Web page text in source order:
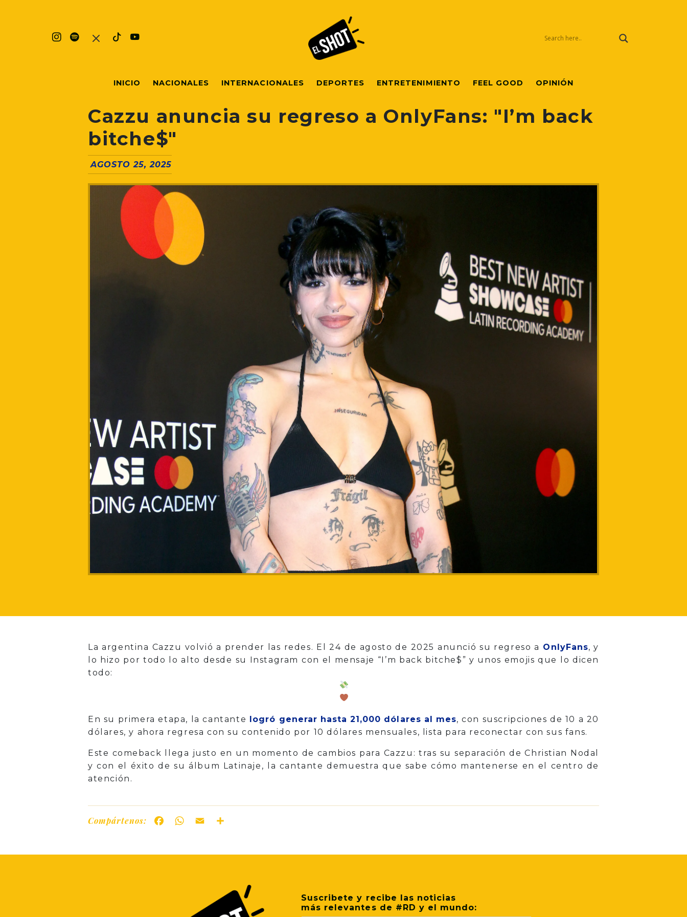
INICIO NACIONALES INTERNACIONALES DEPORTES ENTRETENIMIENTO FEEL GOOD OPINIÓN
Cazzu anuncia su regreso a OnlyFans: "I’m back
bitche$"
AGOSTO 25, 2025
La argentina Cazzu volvió a prender las redes. El 24 de agosto de 2025 anunció su regreso a OnlyFans, y
lo hizo por todo lo alto desde su Instagram con el mensaje “I’m back bitche$” y unos emojis que lo dicen
todo:
En su primera etapa, la cantante logró generar hasta 21,000 dólares al mes, con suscripciones de 10 a 20
dólares, y ahora regresa con su contenido por 10 dólares mensuales, lista para reconectar con sus fans.
Este comeback llega justo en un momento de cambios para Cazzu: tras su separación de Christian Nodal
y con el éxito de su álbum Latinaje, la cantante demuestra que sabe cómo mantenerse en el centro de
atención.
Compártenos: FacebookWhatsApp
Email
Suscribete y recibe las noticias
más relevantes de #RD y el mundo: